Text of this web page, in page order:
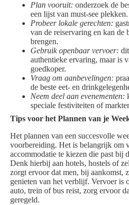
Plan vooruit: onderzoek de
een lijst van must-see plekken.
Probeer lokale gerechten:
van de reiservaring en kan de
brengen.
Gebruik openbaar vervoer:
authentieke ervaring, maar is
goedkoper.
Vraag om aanbevelingen:
de beste eet- en
Neem deel aan evenementen:
speciale festiviteiten of
Tips voor het Plannen van je
Het plannen van een succesvolle
voorbereiding. Het is belangrijk om
accommodatie te kiezen die past bij
Denk hierbij aan hotels, hostels of
zorgt ervoor dat men, bij aankomst,
genieten van het verblijf. Vervoer is
auto, trein of bus reist, zorg ervoor
geregeld.